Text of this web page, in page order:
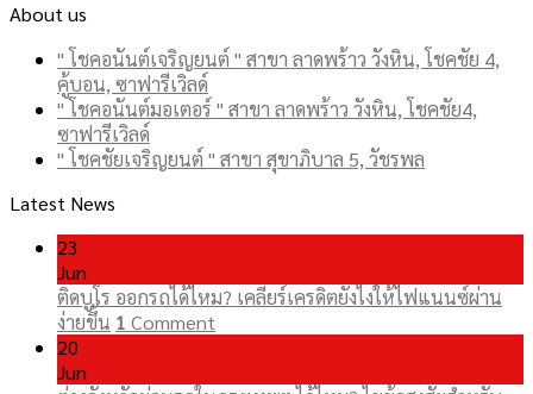
About us
" โชคอนันต์เจริญยนต์ " สาขา ลาดพร้าว วังหิน, โชคชัย 4,
คู้บอน, ซาฟารีเวิลด์
" โชคอนันต์มอเตอร์ " สาขา ลาดพร้าว วังหิน, โชคชัย4,
ซาฟารีเวิลด์
" โชคชัยเจริญยนต์ " สาขา สุขาภิบาล 5, วัชรพล
Latest News
23
Jun
ติดบูโร ออกรถได้ไหม? เคลียร์เครดิตยังไงให้ไฟแนนซ์ผ่าน
ง่ายขึ้น 1 Comment
20
Jun